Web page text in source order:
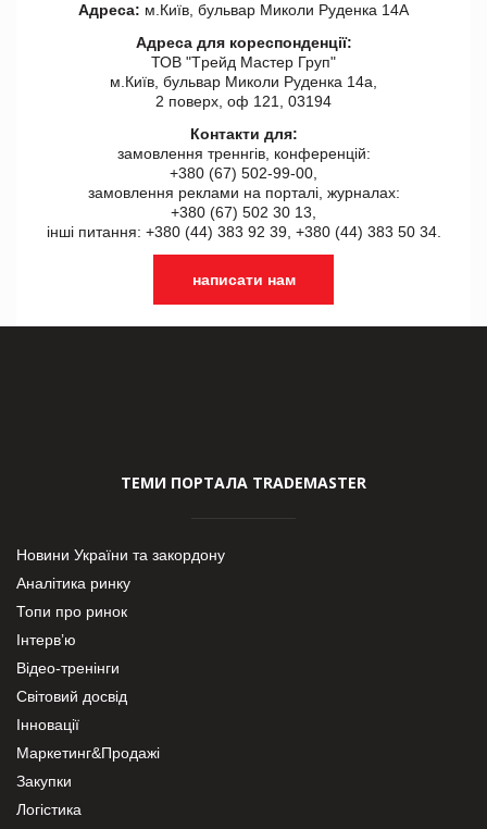
Адреса: м.Київ, бульвар Миколи Руденка 14А
Адреса для кореспонденції:
ТОВ "Tрейд Мастер Груп"
м.Київ, бульвар Миколи Руденка 14а,
2 поверх, оф 121, 03194
Контакти для:
замовлення треннгів, конференцій:
+380 (67) 502-99-00,
замовлення реклами на порталі, журналах:
+380 (67) 502 30 13,
інші питання: +380 (44) 383 92 39, +380 (44) 383 50 34.
написати нам
ТЕМИ ПОРТАЛА TRADEMASTER
Новини України та закордону
Аналітика ринку
Топи про ринок
Інтерв’ю
Відео-тренінги
Світовий досвід
Інновації
Маркетинг&Продажі
Закупки
Логістика